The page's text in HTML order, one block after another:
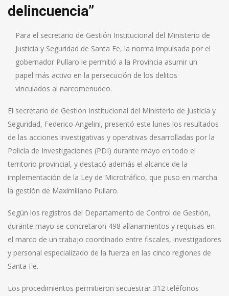
delincuencia”
Para el secretario de Gestión Institucional del Ministerio de
Justicia y Seguridad de Santa Fe, la norma impulsada por el
gobernador Pullaro le permitió a la Provincia asumir un
papel más activo en la persecución de los delitos
vinculados al narcomenudeo.
El secretario de Gestión Institucional del Ministerio de Justicia y
Seguridad, Federico Angelini, presentó este lunes los resultados
de las acciones investigativas y operativas desarrolladas por la
Policía de Investigaciones (PDI) durante mayo en todo el
territorio provincial, y destacó además el alcance de la
implementación de la Ley de Microtráfico, que puso en marcha
la gestión de Maximiliano Pullaro.
Según los registros del Departamento de Control de Gestión,
durante mayo se concretaron 498 allanamientos y requisas en
el marco de un trabajo coordinado entre fiscales, investigadores
y personal especializado de la fuerza en las cinco regiones de
Santa Fe.
Los procedimientos permitieron secuestrar 312 teléfonos